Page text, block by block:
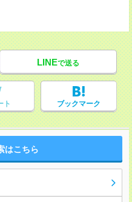
LINEで送る
ト ブックマーク
はこちら